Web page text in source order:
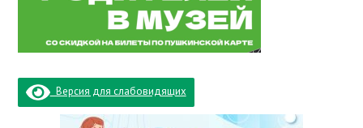
Версия для слабовидящих